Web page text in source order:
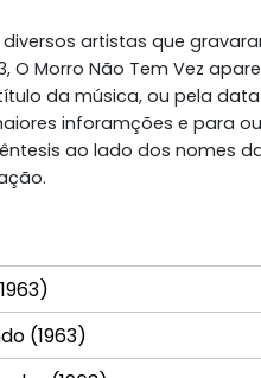
artistas que
O Morro Não Tem Vez
da música, ou pela
inforamções e para
ao lado dos nomes
(1963)